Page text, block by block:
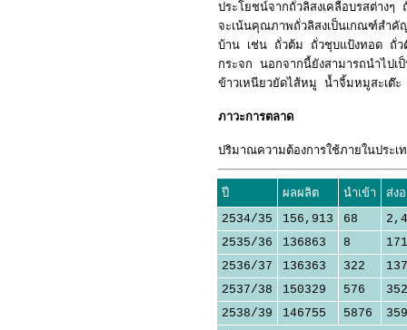
ประโยชน์จากถั่วลิสงเคลือบรสต่างๆ
จะเน้นคุณภาพถั่วลิสงเป็นเกณฑ์สำ
บ้าน เช่น ถั่วต้ม ถั่วชุบแป้งทอด ถั่ว
กระจก นอกจากนี้ยังสามารถนำไป
ข้าวเหนียวยัดไส้หมู น้ำจิ้มหมูสะเต๊
ภาวะการตลาด
ปริมาณความต้องการใช้ภายในประ
ปี ผลผลิต นำเข้า
ส่ง
2534/35
156,913 68
2535/36
136863 8
2536/37
136363 322
2537/38
150329 576
2538/39
146755 5876